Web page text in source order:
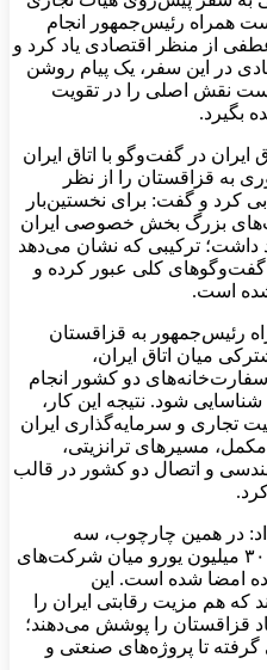
همراه رئیس‌جمهور انجام
از منظر اقتصادی یاد کرد و
در این سفر، یک پیام روشن
نقش اصلی را در تقویت
بگیرد.
در گفت‌وگو با اتاق ایران
به قزاقستان را از نظر
کرد و گفت: برای نخستین‌بار
بزرگ بخش خصوصی ایران
داشت؛ ترکیبی که نشان می‌دهد
کلی عبور کرده و
شده است.
رئیس‌جمهور به قزاقستان
میان اتاق ایران،
دو کشور انجام
شود. نتیجه این کار،
تجاری و سرمایه‌گذاری ایران
مسیرهای ترانزیتی،
و اتصال دو کشور در قالب
داد: در همین چارچوب، سه
تفاهم‌نامه مهم به ارزش بیش از ۳۰۰ میلیون یورو میان شرکت‌های
امضا شده است. این
که هم مزیت رقابتی ایران را
قزاقستان را پوشش می‌دهند؛
تا پروژه‌های صنعتی و